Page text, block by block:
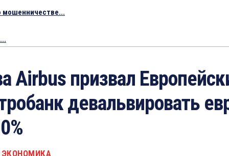
мошенничестве...
Airbus призвал
девальвировать
ЭКОНОМИКА